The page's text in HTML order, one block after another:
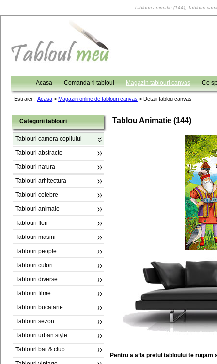
Tablouri animatie (144), Tablouri
Acasa Comanda-ti tabloul Magazin tablouri canvas Ce
Esti aici : Acasa > Magazin online de tablouri canvas > Detalii tablou canvas
Categorii tablouri
Tablouri camera copilului
Tablouri abstracte
Tablouri natura
Tablouri arhitectura
Tablouri celebre
Tablouri animale
Tablouri flori
Tablouri masini
Tablouri people
Tablouri culori
Tablouri diverse
Tablouri filme
Tablouri bucatarie
Tablouri sezon
Tablouri urban style
Tablouri bar & club
Tablou Animatie (144)
Pentru a afla pretul tabloului te rugam